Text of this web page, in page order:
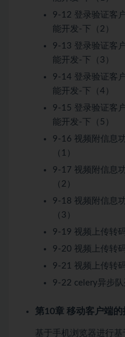
9-12 登录验证客
能开发-下（2）
9-13 登录验证客
能开发-下（3）
9-14 登录验证客
能开发-下（4）
9-15 登录验证客
能开发-下（5）
9-16 视频附信息
（1）
9-17 视频附信息
（2）
9-18 视频附信息
（3）
9-19 视频上传转
9-20 视频上传转
9-21 视频上传转
9-22 celery异步队
第10章 移动客户端
基于手机浏览器进行